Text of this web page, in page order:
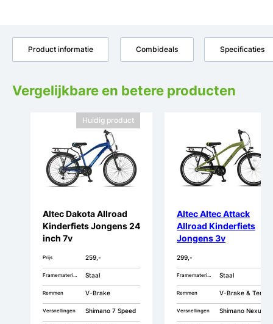
Product informatie Combideals Specificaties
Vergelijkbare en betere producten
Huidig product
Altec Dakota Allroad
Kinderfiets Jongens 24
inch 7v
Prijs 259,-
Framemateriaal Staal
Remmen V-Brake
Versnellingen Shimano 7 Speed
Altec Altec Attack
Allroad Kinderfiets
Jongens 3v
299,-
Framemateriaal Staal
Remmen V-Brake & Terugtrap
Versnellingen Shimano Nexus 3